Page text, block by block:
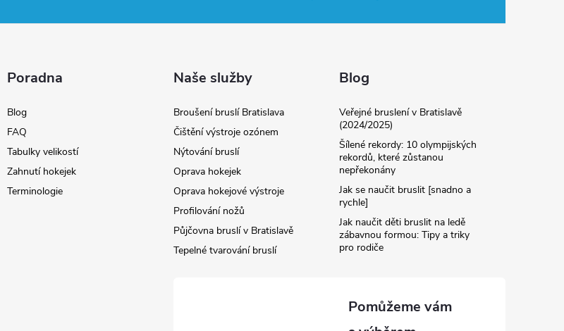
Poradna
Blog
FAQ
Tabulky velikostí
Zahnutí hokejek
Terminologie
Naše služby
Broušení bruslí Bratislava
Čištění výstroje ozónem
Nýtování bruslí
Oprava hokejek
Oprava hokejové výstroje
Profilování nožů
Půjčovna bruslí v Bratislavě
Tepelné tvarování bruslí
Blog
Veřejné bruslení v Bratislavě
(2024/2025)
Šílené rekordy: 10 olympijských
rekordů, které zůstanou
nepřekonány
Jak se naučit bruslit [snadno a
rychle]
Jak naučit děti bruslit na ledě
zábavnou formou: Tipy a triky
pro rodiče